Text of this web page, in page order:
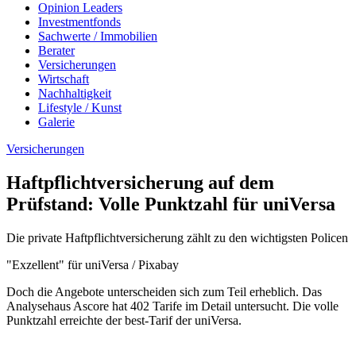
Opinion Leaders
Investmentfonds
Sachwerte / Immobilien
Berater
Versicherungen
Wirtschaft
Nachhaltigkeit
Lifestyle / Kunst
Galerie
Versicherungen
Haftpflichtversicherung auf dem
Prüfstand: Volle Punktzahl für uniVersa
Die private Haftpflichtversicherung zählt zu den wichtigsten Policen
"Exzellent" für uniVersa / Pixabay
Doch die Angebote unterscheiden sich zum Teil erheblich. Das
Analysehaus Ascore hat 402 Tarife im Detail untersucht. Die volle
Punktzahl erreichte der best-Tarif der uniVersa.